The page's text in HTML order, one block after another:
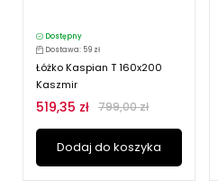
Dostępny
Dostawa: 59 zł
Łóżko Kaspian T 160x200
Kaszmir
519,35 zł 799,00 zł
Dodaj do koszyka